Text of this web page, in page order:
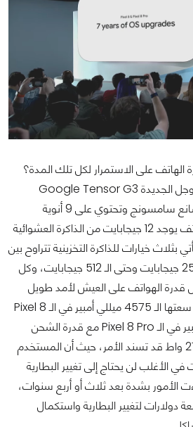
الهاتف على الاستمرار لكل تلك المدة؟
لأن الهاتف يعمل برقاقة جوجل الجديدة Google Tensor G3
المبنية بدقة 4nm في مصانع سامسونج وتحتوي على 9 أنوية
لمعالجة البيانات، وفي الهاتف يوجد 12 جيجابايت من الذاكرة العشوائية
خيارات للذاكرة التخزينية تتراوح بين
128 جيجابايت وصولاً للـ 256 جيجابايت وحتى الـ 512 جيجابايت، وكل
الهواتف على العيش لأمد طويل
نسبياً، وبطارياتها التي تبلغ سعتها الـ 4575 ميللي أمبير في الـ Pixel 8
العادي والـ 5050 ميللي أمبير في الـ Pixel 8 Pro مع قدرة الشحن
المتوسطة التي تصل إلى 27 واط قد تسند الأمر، حيث أن المستخدم
الأغلب لن يحتاج إلى تغيير البطارية
الأمور بشدة بعد ثلاث أو أربع سنوات،
دولارات لتغيير البطارية واستكمال